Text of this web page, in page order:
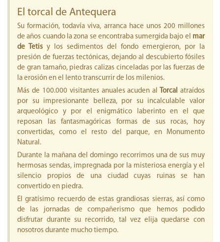
El torcal de Antequera
Su formación, todavía viva, arranca hace unos 200 millones
de años cuando la zona se encontraba sumergida bajo el mar
de Tetis y los sedimentos del fondo emergieron, por la
presión de fuerzas tectónicas, dejando al descubierto fósiles
de gran tamaño, piedras calizas cinceladas por las fuerzas de
la erosión en el lento transcurrir de los milenios.
Más de 100.000 visitantes anuales acuden al
Torcal atraídos
por su impresionante belleza, por su incalculable valor
arqueológico y por el enigmático laberinto en el que
reposan las fantasmagóricas formas de sus rocas, hoy
convertidas, como el resto del parque, en Monumento
Natural.
Durante la mañana del domingo recorrimos una de sus muy
hermosas sendas, impregnada por la misteriosa energía y el
silencio propios de una ciudad cuyas ruinas se han
convertido en piedra.
El gratísimo recuerdo de estas grandiosas sierras, así como
de las jornadas de compañerismo que hemos podido
disfrutar durante su recorrido, tal vez elija quedarse con
nosotros durante mucho tiempo.